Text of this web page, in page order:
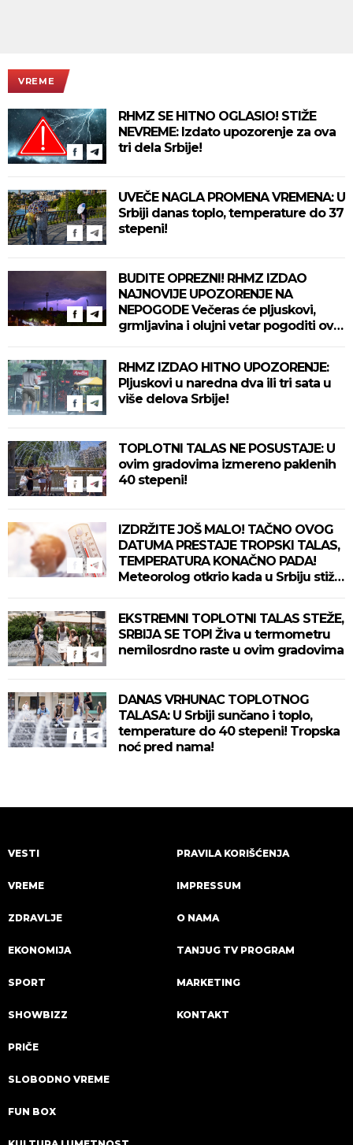
VREME
RHMZ SE HITNO OGLASIO! STIŽE
NEVREME: Izdato upozorenje za ova
tri dela Srbije!
UVEČE NAGLA PROMENA VREMENA: U
Srbiji danas toplo, temperature do 37
stepeni!
BUDITE OPREZNI! RHMZ IZDAO
NAJNOVIJE UPOZORENJE NA
NEPOGODE Večeras će pljuskovi,
grmljavina i olujni vetar pogoditi ove
RHMZ IZDAO HITNO UPOZORENJE:
Pljuskovi u naredna dva ili tri sata u
više delova Srbije!
TOPLOTNI TALAS NE POSUSTAJE: U
ovim gradovima izmereno paklenih
40 stepeni!
IZDRŽITE JOŠ MALO! TAČNO OVOG
DATUMA PRESTAJE TROPSKI TALAS,
TEMPERATURA KONAČNO PADA!
Meteorolog otkrio kada u Srbiju stiže
EKSTREMNI TOPLOTNI TALAS STEŽE,
SRBIJA SE TOPI Živa u termometru
nemilosrdno raste u ovim gradovima
DANAS VRHUNAC TOPLOTNOG
TALASA: U Srbiji sunčano i toplo,
temperature do 40 stepeni! Tropska
noć pred nama!
VESTI
VREME
ZDRAVLJE
EKONOMIJA
SPORT
SHOWBIZZ
PRIČE
SLOBODNO VREME
FUN BOX
PRAVILA KORIŠĆENJA
IMPRESSUM
O NAMA
TANJUG TV PROGRAM
MARKETING
KONTAKT